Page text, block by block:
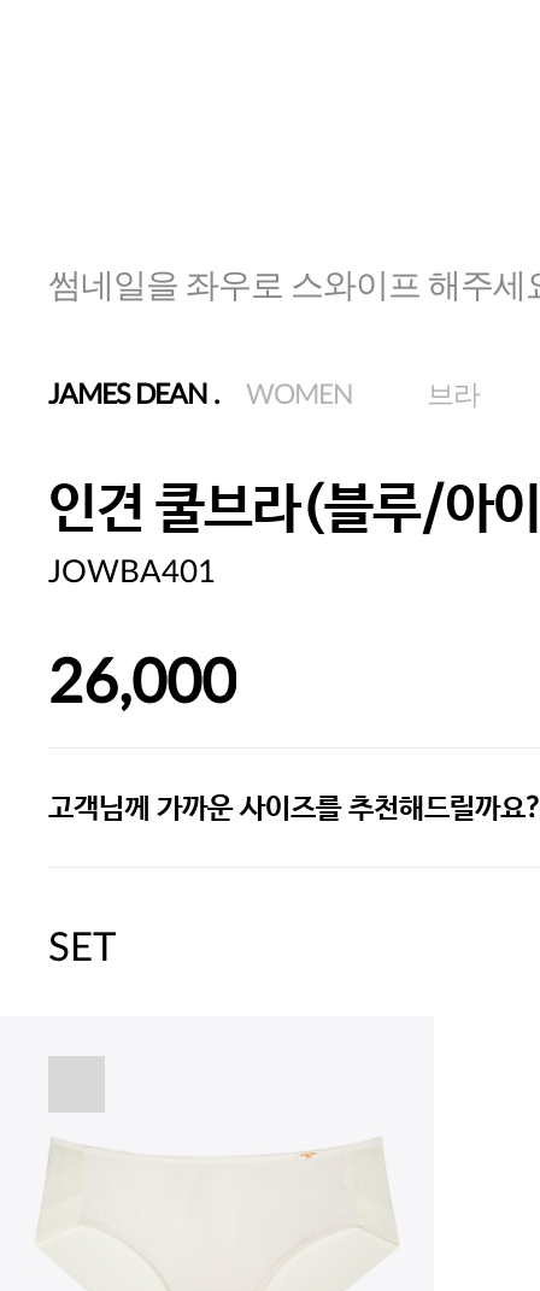
썸네일을 좌우로 스와이프 해주세
JAMES DEAN . WOMEN 브라
인견 쿨브라(블루/아
JOWBA401
26,000
주말특가 20%(8.7~8.9)/5만원 이
고객님께 가까운 사이즈를 추천해드릴까요?
SET